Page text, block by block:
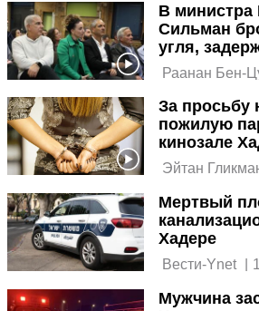
В министра
Сильман
угля,
Раанан Бен-
За просьбу
пожилую
кинозале
Эйтан
Мертвый
Хадере
Вести-Ynet |
Мужчина